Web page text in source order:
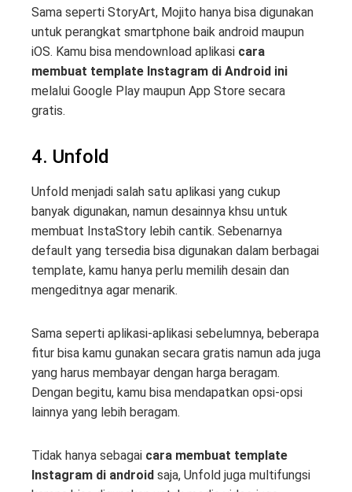
Sama seperti StoryArt, Mojito hanya bisa digunakan
untuk perangkat smartphone baik android maupun
iOS. Kamu bisa mendownload aplikasi cara
membuat template Instagram di Android ini
melalui Google Play maupun App Store secara
gratis.
4. Unfold
Unfold menjadi salah satu aplikasi yang cukup
banyak digunakan, namun desainnya khsu untuk
membuat InstaStory lebih cantik. Sebenarnya
default yang tersedia bisa digunakan dalam berbagai
template, kamu hanya perlu memilih desain dan
mengeditnya agar menarik.
Sama seperti aplikasi-aplikasi sebelumnya, beberapa
fitur bisa kamu gunakan secara gratis namun ada juga
yang harus membayar dengan harga beragam.
Dengan begitu, kamu bisa mendapatkan opsi-opsi
lainnya yang lebih beragam.
Tidak hanya sebagai cara membuat template
Instagram di android saja, Unfold juga multifungsi